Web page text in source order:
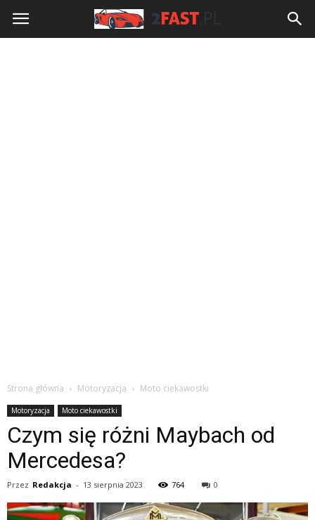
Strona główna Motoryzacja Moto ciekawostki
Motoryzacja Moto ciekawostki
Czym się różni Maybach od
Mercedesa?
Przez Redakcja - 13 sierpnia 2023 764 0